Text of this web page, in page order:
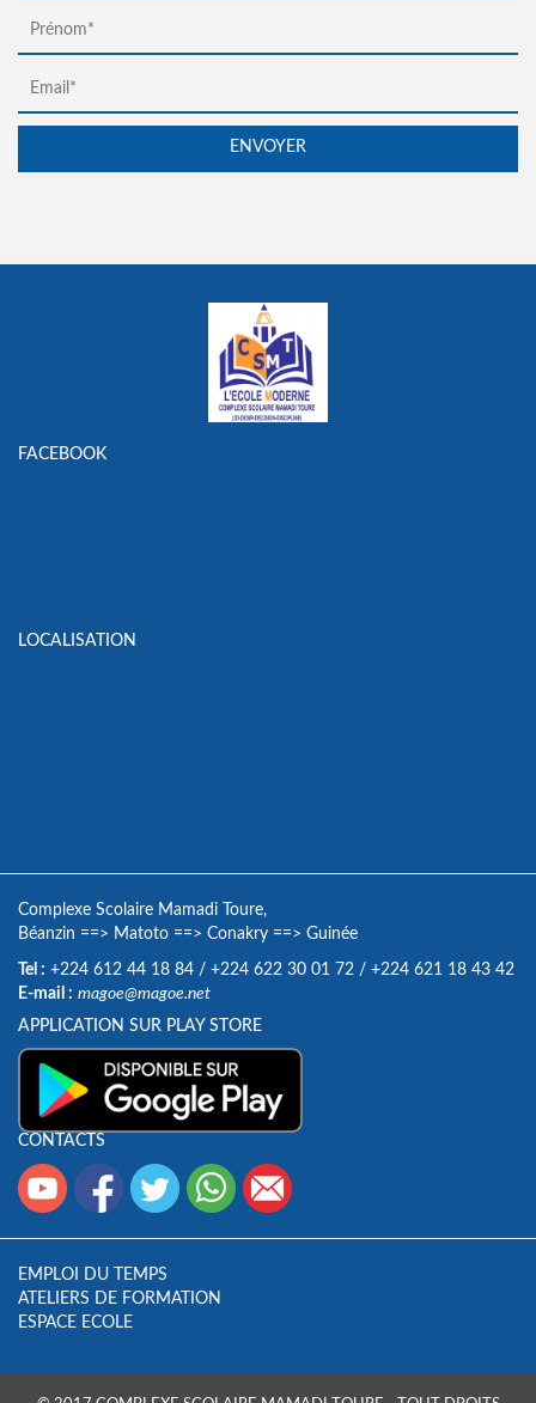
FACEBOOK
LOCALISATION
Complexe Scolaire Mamadi Toure,
Béanzin ==> Matoto ==> Conakry ==> Guinée
Tel : +224 612 44 18 84 / +224 622 30 01 72 / +224 621 18 43 42
E-mail : magoe@magoe.net
APPLICATION SUR PLAY STORE
CONTACTS
EMPLOI DU TEMPS
ATELIERS DE FORMATION
ESPACE ECOLE